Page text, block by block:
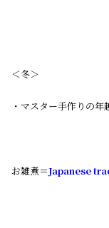
＜冬＞
・マスター手作りの年
お雑煮＝Japanese